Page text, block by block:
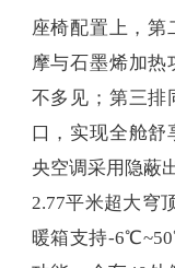
座椅配置上，第
摩与石墨烯加热
不多见；第三排
口，实现全舱舒
央空调采用隐蔽
2.77平米超大穹
暖箱支持-